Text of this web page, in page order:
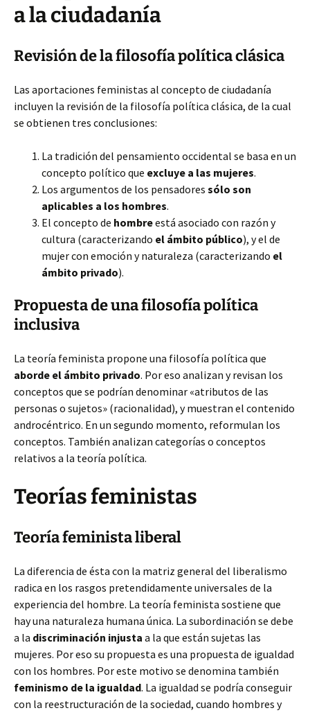
a la ciudadanía
Revisión de la filosofía política clásica
Las aportaciones feministas al concepto de ciudadanía
incluyen la revisión de la filosofía política clásica, de la cual
se obtienen tres conclusiones:
La tradición del pensamiento occidental se basa en un
concepto político que excluye a las mujeres.
Los argumentos de los pensadores sólo son
aplicables a los hombres.
El concepto de hombreestá asociado con razón y
cultura (caracterizando el ámbito público), y el de
mujer con emoción y naturaleza (caracterizando el
ámbito privado).
Propuesta de una filosofía política
inclusiva
La teoría feminista propone una filosofía política que
aborde el ámbito privado. Por eso analizan y revisan los
conceptos que se podrían denominar «atributos de las
personas o sujetos» (racionalidad), y muestran el contenido
androcéntrico. En un segundo momento, reformulan los
conceptos. También analizan categorías o conceptos
relativos a la teoría política.
Teorías feministas
Teoría feminista liberal
La diferencia de ésta con la matriz general del liberalismo
radica en los rasgos pretendidamente universales de la
experiencia del hombre. La teoría feminista sostiene que
hay una naturaleza humana única. La subordinación se debe
a la discriminación injusta a la que están sujetas las
mujeres. Por eso su propuesta es una propuesta de igualdad
con los hombres. Por este motivo se denomina también
feminismo de la igualdad. La igualdad se podría conseguir
con la reestructuración de la sociedad, cuando hombres y